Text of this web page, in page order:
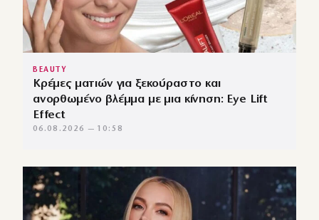
BEAUTY
Κρέμες ματιών για ξεκούραστο και
ανορθωμένο βλέμμα με μια κίνηση: Eye Lift
Effect
06.08.2026 — 10:58